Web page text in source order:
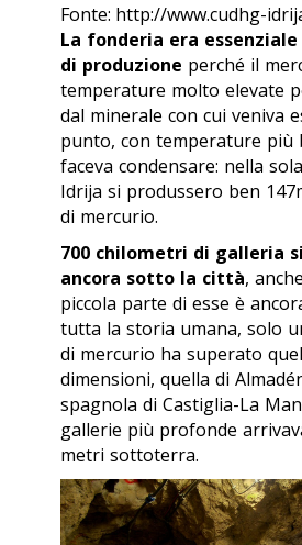
Fonte: http://www.cudhg-
La fonderia era
di produzione perché il
temperature molto elevate
dal minerale con cui veniva
punto, con temperature più
faceva condensare: nella
Idrija si produssero ben
di mercurio.
700 chilometri di galleria
ancora sotto la città,
piccola parte di esse è
tutta la storia umana, solo
di mercurio ha superato
dimensioni, quella di
spagnola di Castiglia-La
gallerie più profonde
metri sottoterra.